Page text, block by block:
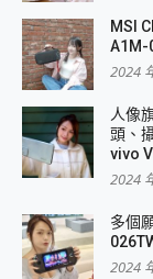
MSI
A1M-
2024
人像
頭、
vivo
2024
多個
2024